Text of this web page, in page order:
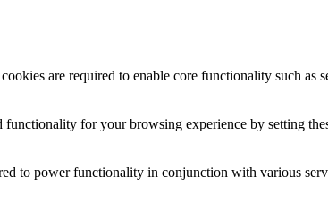
are required to enable core functionality such as
functionality for your browsing experience by setting
to power functionality in conjunction with various